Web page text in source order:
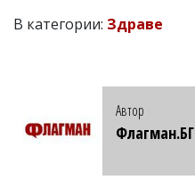
В категории: Здраве
Автор
Флагман.БГ